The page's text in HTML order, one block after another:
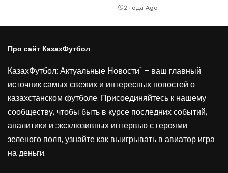
2 года Ago
Про сайт КазахФутбол
КазахФутбол: Актуальные Новости" – ваш главный
источник самых свежих и интересных новостей о
казахстанском футболе. Присоединяйтесь к нашему
сообществу, чтобы быть в курсе последних событий,
аналитики и эксклюзивных интервью с героями
зеленого поля, узнайте как выигрывать в авиатор игра
на деньги.